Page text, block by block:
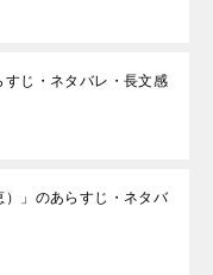
すじ・ネタバレ・長文感
）」のあらすじ・ネタバ